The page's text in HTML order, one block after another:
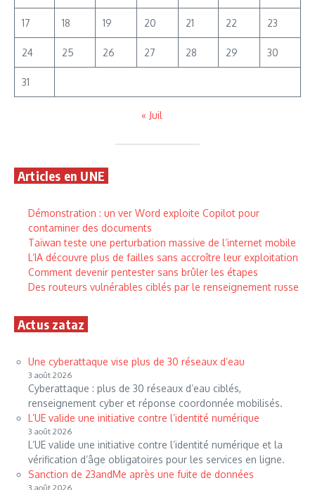
17 18 19 20 21 22 23
24 25 26 27 28 29 30
31
« Juil
Articles en UNE
Démonstration : un ver Word exploite Copilot pour
contaminer des documents
Taïwan teste une perturbation massive de l’internet mobile
L’IA découvre plus de failles sans accroître leur exploitation
Comment devenir pentester sans brûler les étapes
Des routeurs vulnérables ciblés par le renseignement russe
Actus zataz
Une cyberattaque vise plus de 30 réseaux d’eau
3 août 2026
Cyberattaque : plus de 30 réseaux d’eau ciblés,
renseignement cyber et réponse coordonnée mobilisés.
L’UE valide une initiative contre l’identité numérique
3 août 2026
L’UE valide une initiative contre l’identité numérique et la
vérification d’âge obligatoires pour les services en ligne.
Sanction de 23andMe après une fuite de données
3 août 2026